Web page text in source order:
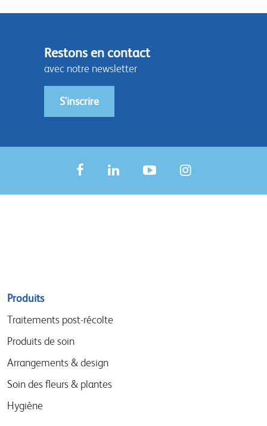
Restons en contact
avec notre newsletter
S'inscrire
Sitemap
menu
Produits
Traitements post-récolte
Produits de soin
Arrangements & design
Soin des fleurs & plantes
Hygiène